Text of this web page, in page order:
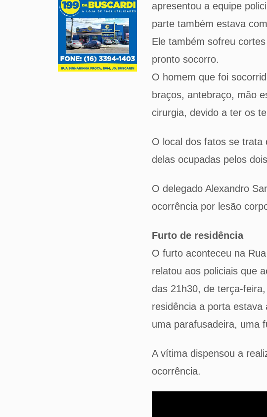
apresentou a equipe
parte também estava
Ele também sofreu
pronto socorro.
O homem que foi
braços, antebraço, mão
cirurgia, devido a ter os
O local dos fatos se trata
delas ocupadas pelos
O delegado Alexandro
ocorrência por lesão
Furto de residência
O furto aconteceu na
relatou aos policiais que
das 21h30, de terça-
residência a porta estava
uma parafusadeira, uma
A vítima dispensou a
ocorrência.